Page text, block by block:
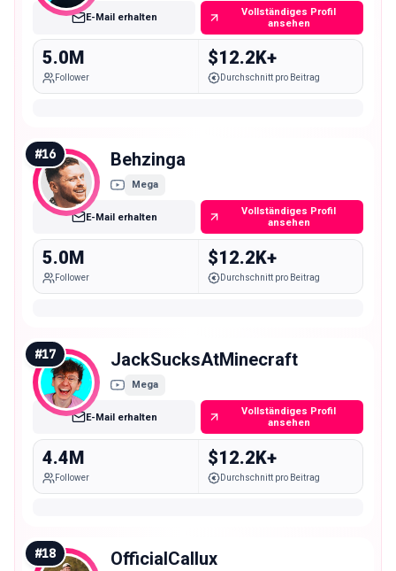
E-Mail erhalten
Vollständiges Profil
ansehen
5.0M
Follower
$12.2K+
Durchschnitt pro Beitrag
#16 Behzinga
Mega
E-Mail erhalten
Vollständiges Profil
ansehen
5.0M
Follower
$12.2K+
Durchschnitt pro Beitrag
#17 JackSucksAtMinecraft
Mega
E-Mail erhalten
Vollständiges Profil
ansehen
4.4M
Follower
$12.2K+
Durchschnitt pro Beitrag
#18 OfficialCallux